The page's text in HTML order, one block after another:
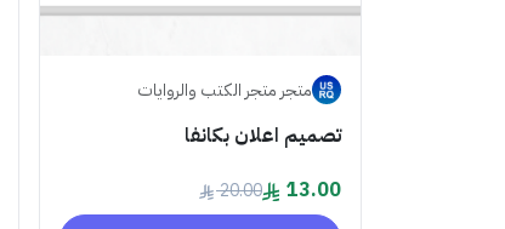
متجر متجر ‏الكتب والروايات
تصميم اعلان بكانفا
13.00
20.00